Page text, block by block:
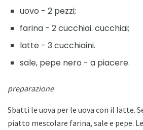
uovo - 2 pezzi;
farina - 2 cucchiai. cucchiai;
latte - 3 cucchiaini.
sale, pepe nero - a piacere.
preparazione
Sbatti le uova per le uova con il latte.
piatto mescolare farina, sale e pepe.